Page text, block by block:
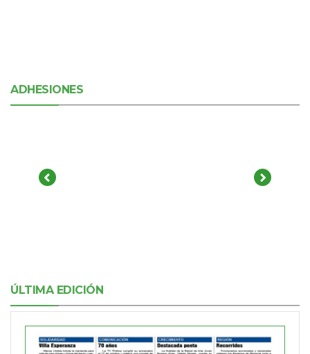
ADHESIONES
ÚLTIMA EDICIÓN